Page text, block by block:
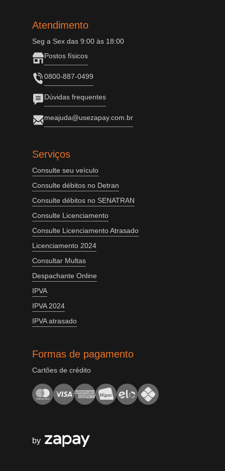
Atendimento
Seg a Sex das 9:00 às 18:00
Postos físicos
0800-887-0499
Dúvidas frequentes
meajuda@usezapay.com.br
Serviços
Consulte seu veículo
Consulte débitos no Detran
Consulte débitos no SENATRAN
Consulte Licenciamento
Consulte Licenciamento Atrasado
Licenciamento 2024
Consultar Multas
Despachante Online
IPVA
IPVA 2024
IPVA atrasado
Formas de pagamento
Cartões de crédito
by